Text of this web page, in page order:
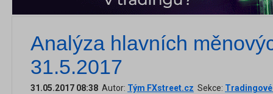
Analýza hlavních
31.5.2017
31.05.2017 08:38 Autor: Tým FXstreet.cz Sekce: Tradingové